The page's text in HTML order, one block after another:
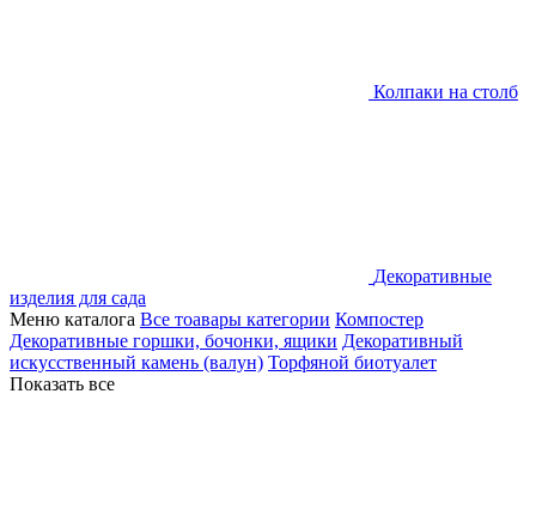
Колпаки на столб
Декоративные
изделия для сада
Меню каталога Все тоавары категории Компостер
Декоративные горшки, бочонки, ящики Декоративный
искусственный камень (валун) Торфяной биотуалет
Показать все